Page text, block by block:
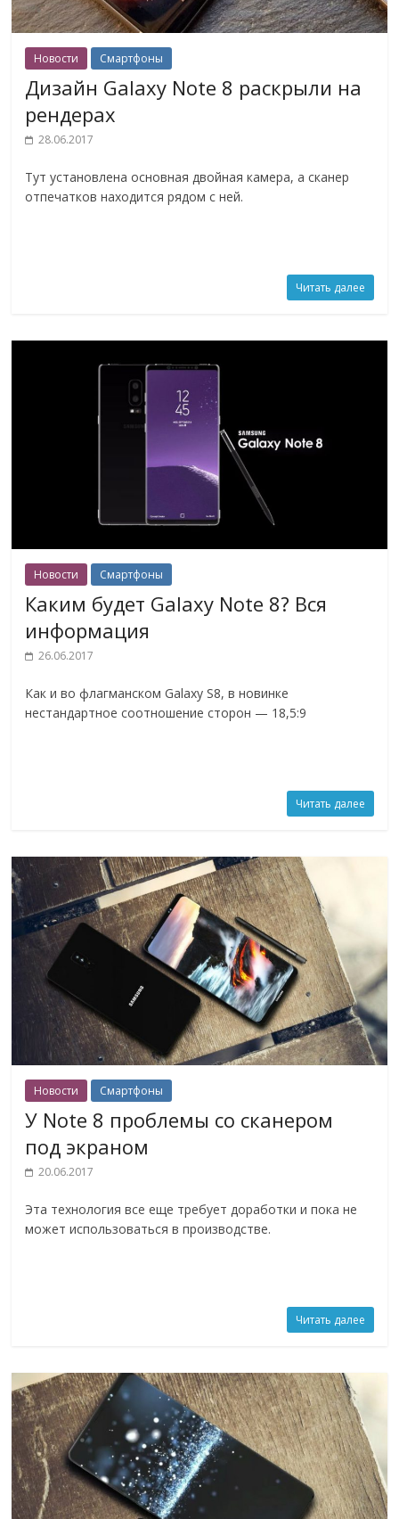
Новости Смартфоны
Дизайн Galaxy Note 8 раскрыли на
рендерах
28.06.2017
Тут установлена основная ​​двойная камера, а сканер
отпечатков находится рядом с ней.
Читать далее
Новости Смартфоны
Каким будет Galaxy Note 8? Вся
информация
26.06.2017
Как и во флагманском Galaxy S8, в новинке
нестандартное соотношение сторон — 18,5:9
Читать далее
Новости Смартфоны
У Note 8 проблемы со сканером
под экраном
20.06.2017
Эта технология все еще требует доработки и пока не
может использоваться в производстве.
Читать далее